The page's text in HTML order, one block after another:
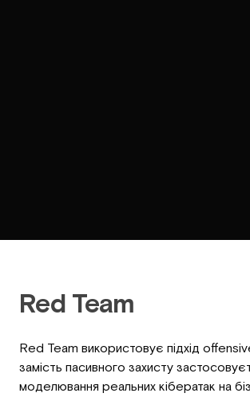
Red Team
Red Team використовує підхід
замість пасивного захисту
моделювання реальних кібератак на